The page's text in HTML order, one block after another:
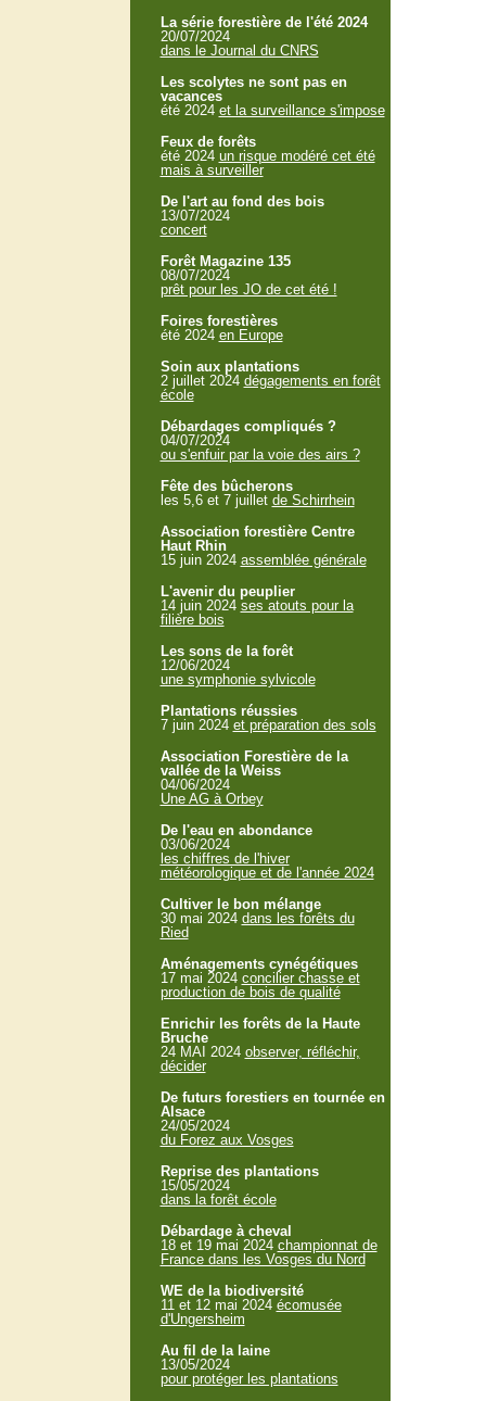
La série forestière de l'été 2024
20/07/2024
dans le Journal du CNRS
Les scolytes ne sont pas en
vacances
été 2024 et la surveillance s'impose
Feux de forêts
été 2024 un risque modéré cet été
mais à surveiller
De l'art au fond des bois
13/07/2024
concert
Forêt Magazine 135
08/07/2024
prêt pour les JO de cet été !
Foires forestières
été 2024 en Europe
Soin aux plantations
2 juillet 2024 dégagements en forêt
école
Débardages compliqués ?
04/07/2024
ou s'enfuir par la voie des airs ?
Fête des bûcherons
les 5,6 et 7 juillet de Schirrhein
Association forestière Centre
Haut Rhin
15 juin 2024 assemblée générale
L'avenir du peuplier
14 juin 2024 ses atouts pour la
filière bois
Les sons de la forêt
12/06/2024
une symphonie sylvicole
Plantations réussies
7 juin 2024 et préparation des sols
Association Forestière de la
vallée de la Weiss
04/06/2024
Une AG à Orbey
De l'eau en abondance
03/06/2024
les chiffres de l'hiver
météorologique et de l'année 2024
Cultiver le bon mélange
30 mai 2024 dans les forêts du
Ried
Aménagements cynégétiques
17 mai 2024 concilier chasse et
production de bois de qualité
Enrichir les forêts de la Haute
Bruche
24 MAI 2024 observer, réfléchir,
décider
De futurs forestiers en tournée en
Alsace
24/05/2024
du Forez aux Vosges
Reprise des plantations
15/05/2024
dans la forêt école
Débardage à cheval
18 et 19 mai 2024 championnat de
France dans les Vosges du Nord
WE de la biodiversité
11 et 12 mai 2024 écomusée
d'Ungersheim
Au fil de la laine
13/05/2024
pour protéger les plantations